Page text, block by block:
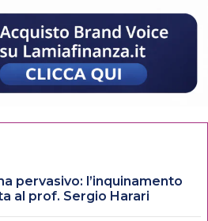
pervasivo: l’inquinamento
al prof. Sergio Harari